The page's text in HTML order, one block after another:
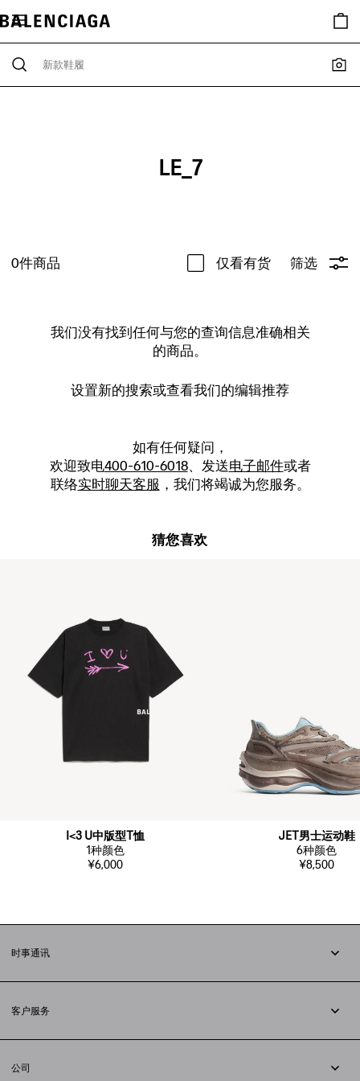
LE_7
0件商品 仅看有货 筛选
我们没有找到任何与您的查询信息准确相关
的商品。
设置新的搜索或查看我们的编辑推荐
如有任何疑问，
欢迎致电400-610-6018、发送电子邮件或者
联络实时聊天客服 ，我们将竭诚为您服务。
猜您喜欢
I<3 U中版型T恤
1种颜色
¥6,000
JET男士运动鞋
6种颜色
¥8,500
时事通讯
客户服务
配送方式
公司